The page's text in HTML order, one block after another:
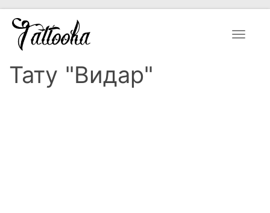
Toggle
Тату "Видар"